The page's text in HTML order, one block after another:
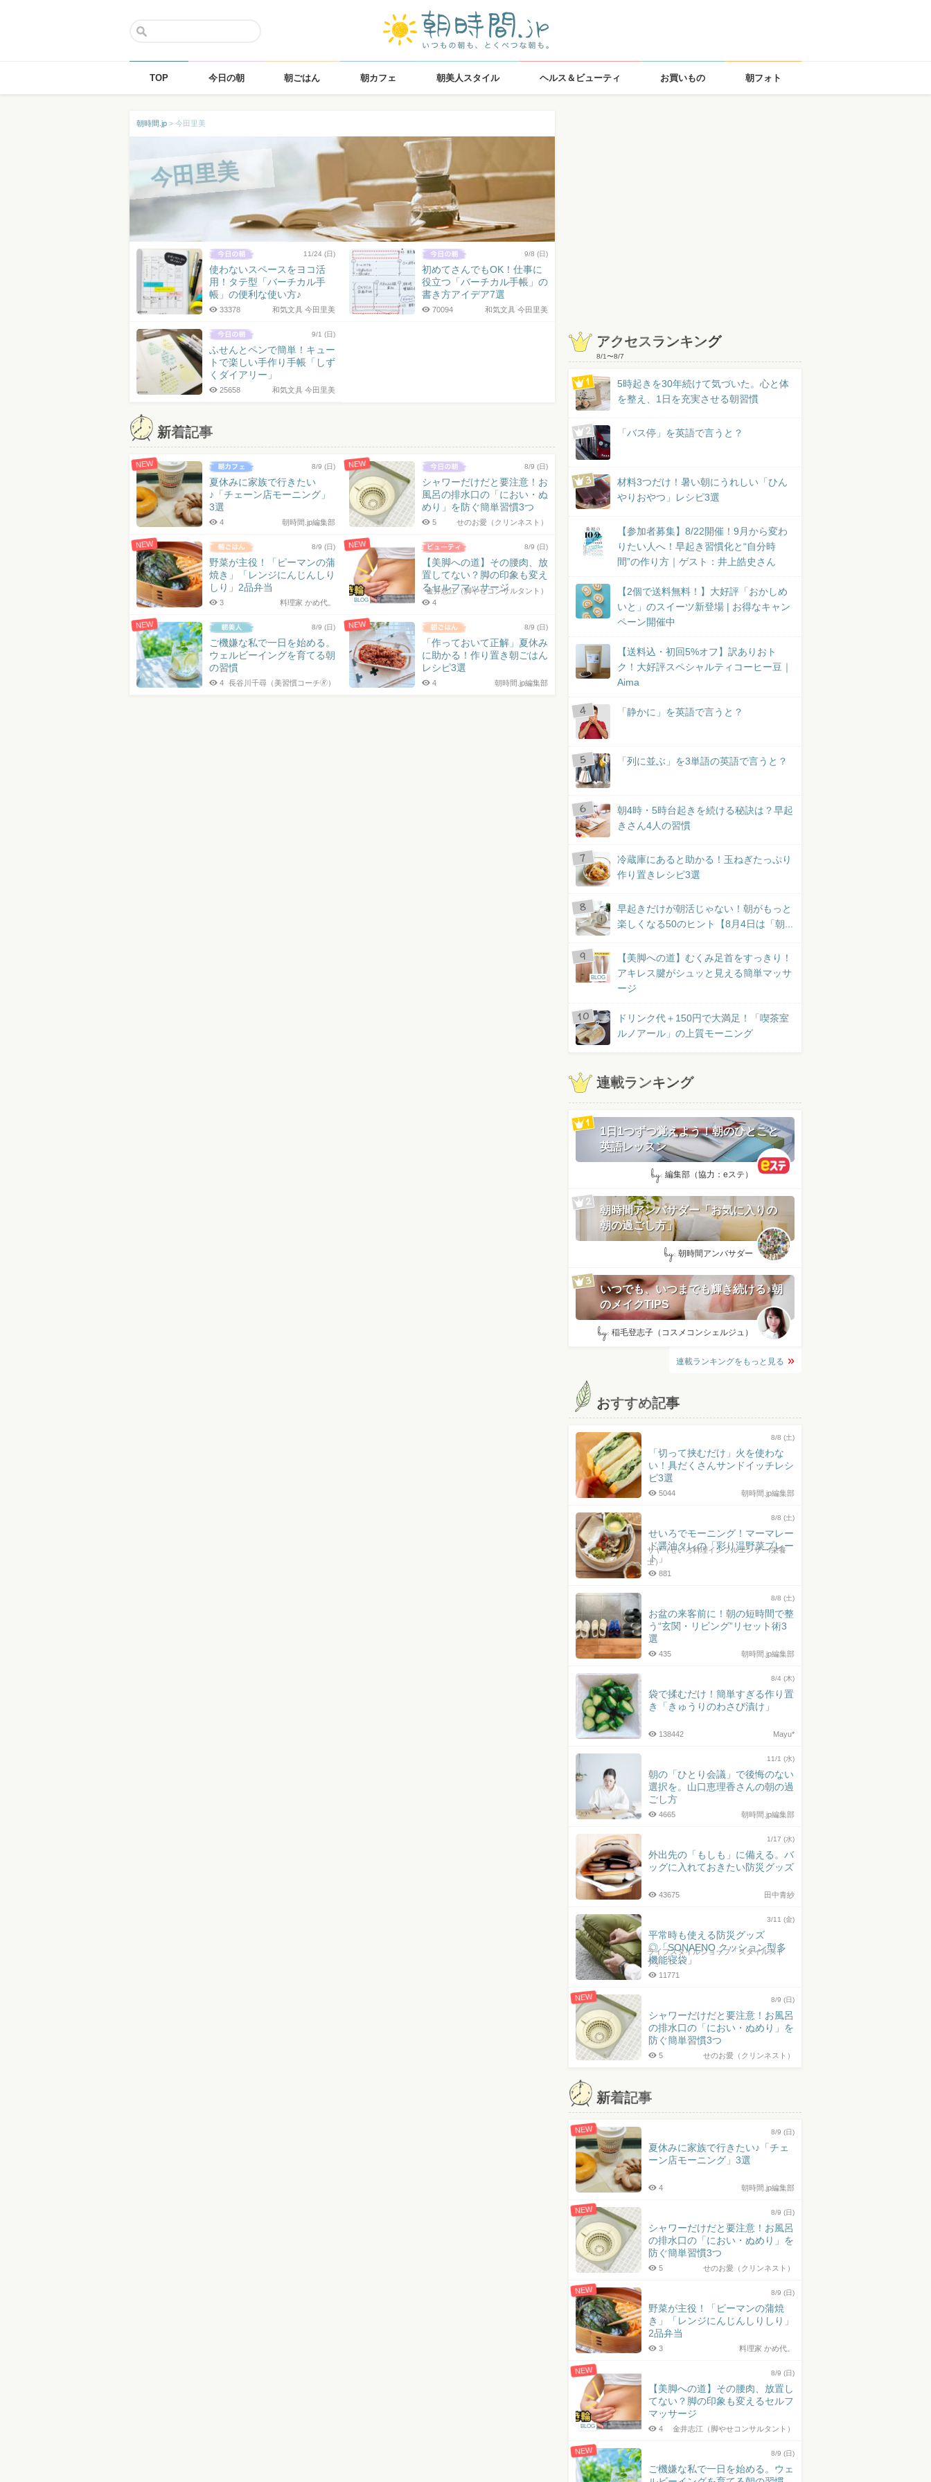
TOP 今日の朝 朝ごはん 朝カフェ 朝美人スタイル ヘルス＆ビューティ お買いもの 朝フォト
朝時間.jp > 今田里美
今田里美
11/24 (日)
使わないスペースをヨコ活
用！タテ型「バーチカル手
帳」の便利な使い方♪
和気文具 今田里美
33378
9/8 (日)
初めてさんでもOK！仕事に
役立つ「バーチカル手帳」の
書き方アイデア7選
和気文具 今田里美
70094
9/1 (日)
ふせんとペンで簡単！キュー
トで楽しい手作り手帳「しず
くダイアリー」
和気文具 今田里美
25658
新着記事
NEW 8/9 (日)
夏休みに家族で行きたい
♪「チェーン店モーニング」
3選
朝時間.jp編集部
4
NEW 8/9 (日)
シャワーだけだと要注意！お
風呂の排水口の「におい・ぬ
めり」を防ぐ簡単習慣3つ
せのお愛（クリンネスト）
5
NEW 8/9 (日)
野菜が主役！「ピーマンの蒲
焼き」「レンジにんじんしり
しり」2品弁当
料理家 かめ代。
3
NEW
BLOG
8/9 (日)
【美脚への道】その腰肉、放
置してない？脚の印象も変え
るセルフマッサージ
金井志江（脚やせコンサルタント）
4
NEW 8/9 (日)
ご機嫌な私で一日を始める。
ウェルビーイングを育てる朝
の習慣
長谷川千尋（美習慣コーチ🄬）
4
NEW 8/9 (日)
「作っておいて正解」夏休み
に助かる！作り置き朝ごはん
レシピ3選
朝時間.jp編集部
4
アクセスランキング
8/1〜8/7
5時起きを30年続けて気づいた。心と体
を整え、1日を充実させる朝習慣
「バス停」を英語で言うと？
材料3つだけ！暑い朝にうれしい「ひん
やりおやつ」レシピ3選
【参加者募集】8/22開催！9月から変わ
りたい人へ！早起き習慣化と“自分時
間”の作り方｜ゲスト：井上皓史さん
【2個で送料無料！】大好評「おかしめ
いと」のスイーツ新登場 | お得なキャン
ペーン開催中
【送料込・初回5%オフ】訳ありおト
ク！大好評スペシャルティコーヒー豆｜
Aima
「静かに」を英語で言うと？
「列に並ぶ」を3単語の英語で言うと？
朝4時・5時台起きを続ける秘訣は？早起
きさん4人の習慣
冷蔵庫にあると助かる！玉ねぎたっぷり
作り置きレシピ3選
早起きだけが朝活じゃない！朝がもっと
楽しくなる50のヒント【8月4日は「朝...
BLOG
【美脚への道】むくみ足首をすっきり！
アキレス腱がシュッと見える簡単マッサ
ージ
ドリンク代＋150円で大満足！「喫茶室
ルノアール」の上質モーニング
連載ランキング
1日1つずつ覚えよう！朝のひとこと
英語レッスン
by: 編集部（協力：eステ）
朝時間アンバサダー「お気に入りの
朝の過ごし方」
by: 朝時間アンバサダー
いつでも、いつまでも輝き続ける♪朝
のメイクTIPS
by: 稲毛登志子（コスメコンシェルジュ）
連載ランキングをもっと見る
おすすめ記事
8/8 (土)
「切って挟むだけ」火を使わな
い！具だくさんサンドイッチレシ
ピ3選
朝時間.jp編集部
5044
8/8 (土)
せいろでモーニング！マーマレー
ド醤油タレの「彩り温野菜プレー
ト」
サヤ（せいろ料理インフルエンサー/栄養
士）
881
8/8 (土)
お盆の来客前に！朝の短時間で整
う“玄関・リビング”リセット術3
選
朝時間.jp編集部
435
8/4 (木)
袋で揉むだけ！簡単すぎる作り置
き「きゅうりのわさび漬け」
Mayu*
138442
11/1 (水)
朝の「ひとり会議」で後悔のない
選択を。山口恵理香さんの朝の過
ごし方
朝時間.jp編集部
4665
1/17 (水)
外出先の「もしも」に備える。バ
ッグに入れておきたい防災グッズ
田中青紗
43675
3/11 (金)
平常時も使える防災グッズ
◎「SONAENO クッション型多
機能寝袋」
ライフスタイルショップ「スタイルスト
ア」
11771
NEW 8/9 (日)
シャワーだけだと要注意！お風呂
の排水口の「におい・ぬめり」を
防ぐ簡単習慣3つ
せのお愛（クリンネスト）
5
新着記事
NEW 8/9 (日)
夏休みに家族で行きたい♪「チェ
ーン店モーニング」3選
朝時間.jp編集部
4
NEW 8/9 (日)
シャワーだけだと要注意！お風呂
の排水口の「におい・ぬめり」を
防ぐ簡単習慣3つ
せのお愛（クリンネスト）
5
NEW 8/9 (日)
野菜が主役！「ピーマンの蒲焼
き」「レンジにんじんしりしり」
2品弁当
料理家 かめ代。
3
NEW
BLOG
8/9 (日)
【美脚への道】その腰肉、放置し
てない？脚の印象も変えるセルフ
マッサージ
金井志江（脚やせコンサルタント）
4
NEW 8/9 (日)
ご機嫌な私で一日を始める。ウェ